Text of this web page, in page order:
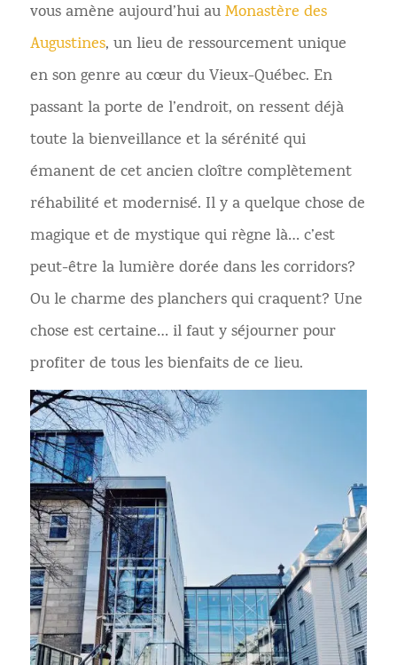
vous amène aujourd’hui auMonastère des
Augustines, un lieu de ressourcement unique
en son genre au cœur du Vieux-Québec. En
passant la porte de l’endroit, on ressent déjà
toute la bienveillance et la sérénité qui
émanent de cet ancien cloître complètement
réhabilité et modernisé. Il y a quelque chose de
magique et de mystique qui règne là… c’est
peut-être la lumière dorée dans les corridors?
Ou le charme des planchers qui craquent? Une
chose est certaine… il faut y séjourner pour
profiter de tous les bienfaits de ce lieu.